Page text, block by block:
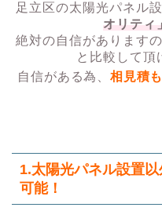
足立区の太陽光パネル
オリティ
絶対の自信があります
と比較して頂
自信がある為、 相見積
1.太陽光パネル設置
可能！